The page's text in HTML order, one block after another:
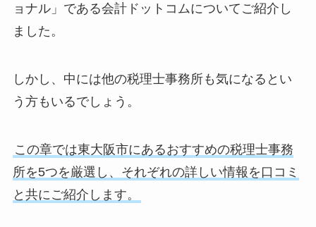
ョナル」である会計ドットコムについてご紹介し
ました。
しかし、中には他の税理士事務所も気になるとい
う方もいるでしょう。
この章では東大阪市にあるおすすめの税理士事務
所を5つを厳選し、それぞれの詳しい情報を口コミ
と共にご紹介します。